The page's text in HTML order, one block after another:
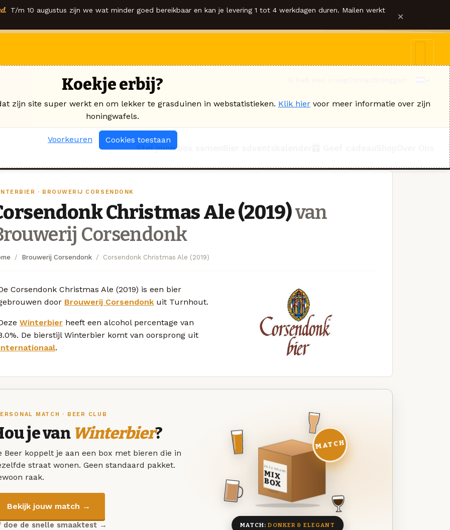
T/m 10 augustus zijn we wat minder goed bereikbaar en kan je levering 1 tot 4 werkdagen duren. Mailen werkt ×
Stel jouw box samen
· BROUWERIJ CORSENDONK
Christmas Ale (2019)van
Corsendonk
Brouwerij Corsendonk Corsendonk Christmas Ale (2019)
Corsendonk Christmas Ale (2019) is een bier
door Brouwerij Corsendonk uit Turnhout.
Winterbier heeft een alcohol percentage van
De bierstijl Winterbier komt van oorsprong uit
.
MATCH · BEER CLUB
je van Winterbier?
Beer koppelt je aan een box met bieren die in
straat wonen. Geen standaard pakket.
raak.
Bekijk jouw match →
doe de snelle smaaktest →
DEZE MAAND
MIX
BOX
8 BIEREN
MATCH
MATCH:DONKER & ELEGANT
Koekje erbij?
zijn site super werkt en om lekker te grasduinen in webstatistieken. Klik hier voor meer informatie over zijn
honingwafels.
Voorkeuren Cookies toestaan